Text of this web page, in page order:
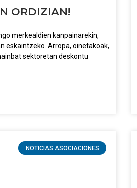
ORDIZIAN!
merkealdien kanpainarekin,
eskaintzeko. Arropa, oinetakoak,
sektoretan deskontu
NOTICIAS ASOCIACIONES